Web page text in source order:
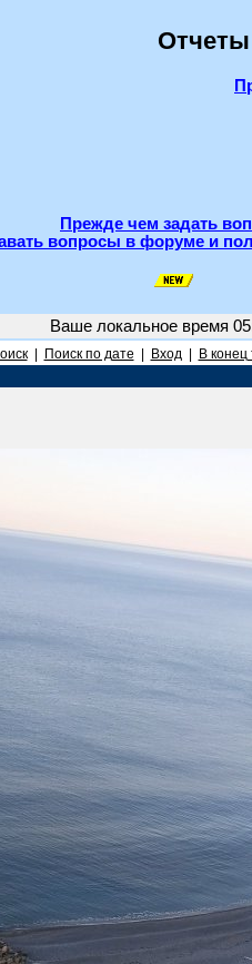
Отчеты
Прежде чем задать
вопросы в форуме и
Ваше локальное время
| Поиск по дате Вход| В